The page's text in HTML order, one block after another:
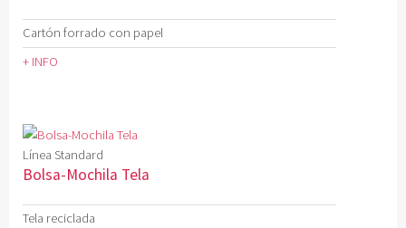
Cartón forrado con papel
+ INFO
Línea Standard
Bolsa-Mochila Tela
Tela reciclada